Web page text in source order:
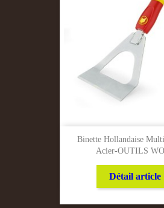
Binette Hollandaise
Acier-OUTILS
Détail article